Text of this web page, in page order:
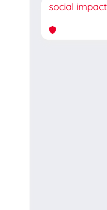
social impact